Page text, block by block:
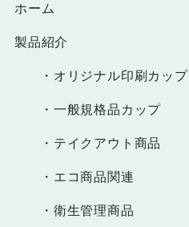
ホーム
製品紹介
・オリジナル印刷カップ
・一般規格品カップ
・テイクアウト商品
・エコ商品関連
・衛生管理商品